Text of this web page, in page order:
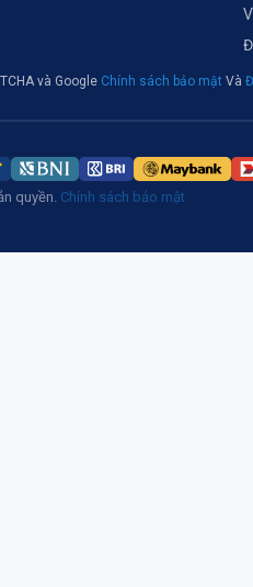
và Google Chính sách bảo mật Và
quyền. Chính sách bảo mật